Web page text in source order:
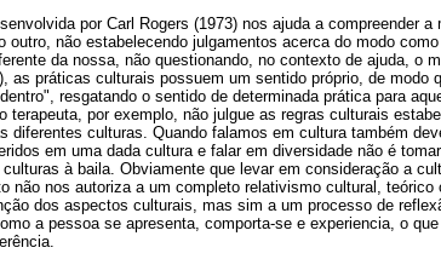
por Carl Rogers (1973) nos ajuda a compreender
outro, não estabelecendo julgamentos acerca do modo
da nossa, não questionando, no contexto de ajuda, o
as práticas culturais possuem um sentido próprio, de modo
resgatando o sentido de determinada prática para
terapeuta, por exemplo, não julgue as regras culturais
diferentes culturas. Quando falamos em cultura também
em uma dada cultura e falar em diversidade não é
à baila. Obviamente que levar em consideração a
não nos autoriza a um completo relativismo cultural,
dos aspectos culturais, mas sim a um processo de
a pessoa se apresenta, comporta-se e experiencia, o